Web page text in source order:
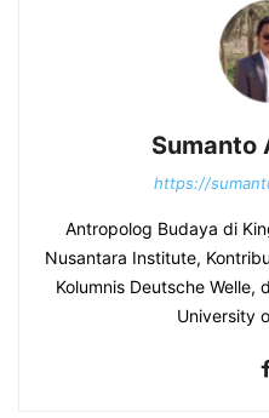
Sumanto
https://
Antropolog Budaya di
Nusantara Institute,
Kolumnis Deutsche Welle,
University